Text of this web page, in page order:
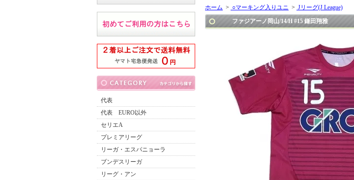
代表
代表 EURO以外
セリエA
プレミアリーグ
リーガ・エスパニョーラ
ブンデスリーガ
リーグ・アン
ホーム > ○マーキング入りユニ > Jリーグ(J League)
ファジアーノ岡山/14/H #15 鎌田翔雅